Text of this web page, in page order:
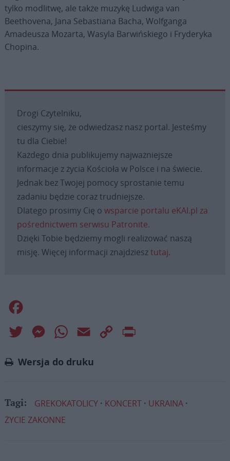
tylko modlitwę, ale także muzykę Ludwiga van
Beethovena, Jana Sebastiana Bacha, Wolfganga
Amadeusza Mozarta, Wasyla Barwińskiego i Fryderyka
Chopina.
Drogi Czytelniku,
cieszymy się, że odwiedzasz nasz portal. Jesteśmy
tu dla Ciebie!
Każdego dnia publikujemy najważniejsze
informacje z życia Kościoła w Polsce i na świecie.
Jednak bez Twojej pomocy sprostanie temu
zadaniu będzie coraz trudniejsze.
Dlatego prosimy Cię o wsparcie portalu eKAI.pl za
pośrednictwem serwisu Patronite.
Dzięki Tobie będziemy mogli realizować naszą
misję. Więcej informacji znajdziesztutaj.
Twitter MessengerWhatsApp
Email
Copy
Wersja do druku
Tagi: GREKOKATOLICY KONCERT
UKRAINA
ŻYCIE ZAKONNE